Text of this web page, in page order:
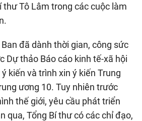
thư Tô Lâm trong các cuộc làm
đã dành thời gian, công sức
Dự thảo Báo cáo kinh tế-xã hội
kiến và trình xin ý kiến Trung
ương 10. Tuy nhiên trước
thế giới, yêu cầu phát triển
qua, Tổng Bí thư có các chỉ đạo,